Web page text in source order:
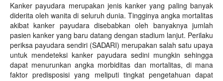
Kanker payudara merupakan jenis kanker yang paling banyak
diderita oleh wanita di seluruh dunia. Tingginya angka mortalitas
akibat kanker payudara disebabkan oleh banyaknya jumlah
pasien kanker yang baru datang dengan stadium lanjut. Perilaku
periksa payudara sendiri (SADARI) merupakan salah satu upaya
untuk mendeteksi kanker payudara sedini mungkin sehingga
dapat menurunkan angka morbiditas dan mortalitas, di mana
faktor predisposisi yang meliputi tingkat pengetahuan dapat